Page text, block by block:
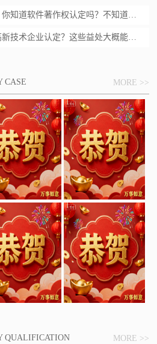
件著作权认定吗？不知道就out啦【汇智兴泰】
业认定？这些益处大概能解释原因【汇智兴泰】
CASE MORE >>
QUALIFICATION MORE >>